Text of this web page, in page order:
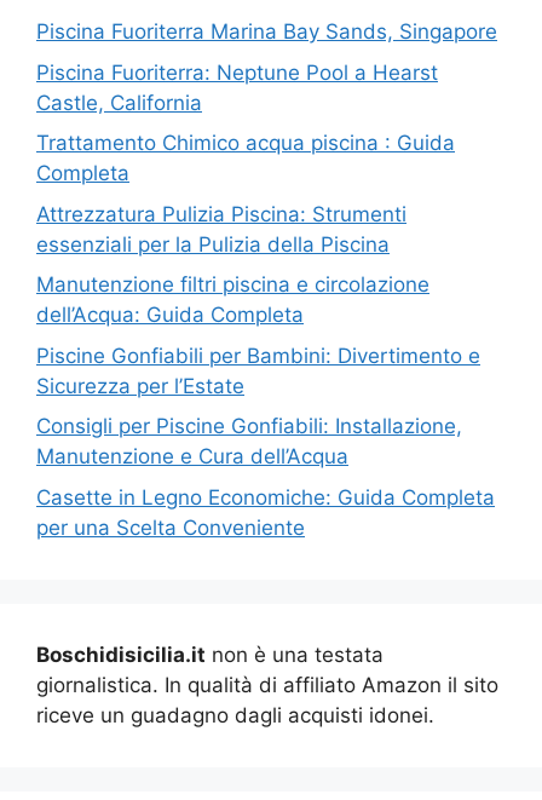
Piscina Fuoriterra Marina Bay Sands, Singapore
Piscina Fuoriterra: Neptune Pool a Hearst
Castle, California
Trattamento Chimico acqua piscina : Guida
Completa
Attrezzatura Pulizia Piscina: Strumenti
essenziali per la Pulizia della Piscina
Manutenzione filtri piscina e circolazione
dell’Acqua: Guida Completa
Piscine Gonfiabili per Bambini: Divertimento e
Sicurezza per l’Estate
Consigli per Piscine Gonfiabili: Installazione,
Manutenzione e Cura dell’Acqua
Casette in Legno Economiche: Guida Completa
per una Scelta Conveniente
Boschidisicilia.it non è una testata
giornalistica. In qualità di affiliato Amazon il sito
riceve un guadagno dagli acquisti idonei.